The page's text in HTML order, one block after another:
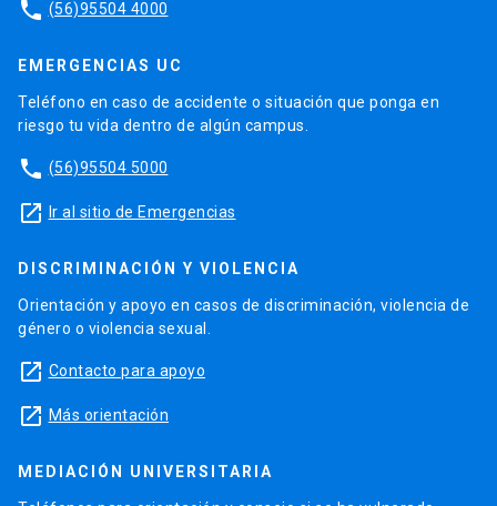
phone (56)95504 4000
EMERGENCIAS UC
Teléfono en caso de accidente o situación que ponga en
riesgo tu vida dentro de algún campus.
phone (56)95504 5000
launch Ir al sitio de Emergencias
DISCRIMINACIÓN Y VIOLENCIA
Orientación y apoyo en casos de discriminación, violencia de
género o violencia sexual.
launch Contacto para apoyo
launch Más orientación
MEDIACIÓN UNIVERSITARIA